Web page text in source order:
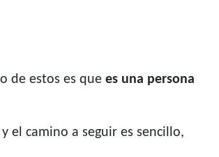
de estos es que es una persona
el camino a seguir es sencillo,